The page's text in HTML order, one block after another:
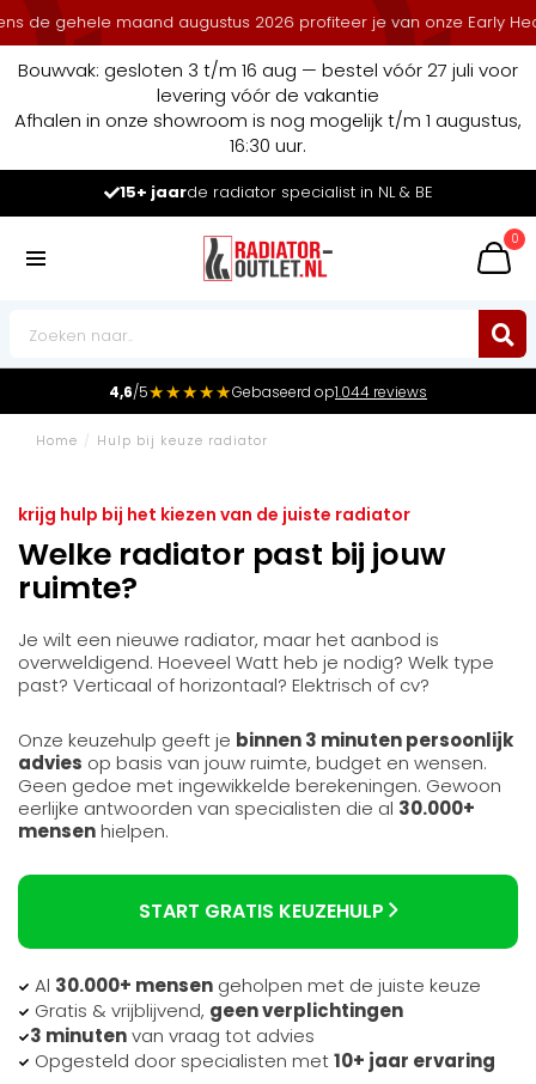
gehele maand augustus 2026 profiteer je van onze Early Heat
Bouwvak: gesloten 3 t/m 16 aug — bestel vóór 27 juli voor
levering vóór de vakantie
Afhalen in onze showroom is nog mogelijk t/m 1 augustus,
16:30 uur.
15+ jaarde radiator specialist in NL & BE
0
4,6/5★★★★★Gebaseerd op1.044 reviews
Home / Hulp bij keuze radiator
krijg hulp bij het kiezen van de juiste radiator
Welke radiator past bij jouw
ruimte?
Je wilt een nieuwe radiator, maar het aanbod is
overweldigend. Hoeveel Watt heb je nodig? Welk type
past? Verticaal of horizontaal? Elektrisch of cv?
Onze keuzehulp geeft je binnen 3 minuten persoonlijk
advies op basis van jouw ruimte, budget en wensen.
Geen gedoe met ingewikkelde berekeningen. Gewoon
eerlijke antwoorden van specialisten die al 30.000+
mensenhielpen.
START GRATIS KEUZEHULP
Al 30.000+ mensen geholpen met de juiste keuze
Gratis & vrijblijvend, geen verplichtingen
3 minutenvan vraag tot advies
Opgesteld door specialisten met10+ jaar ervaring